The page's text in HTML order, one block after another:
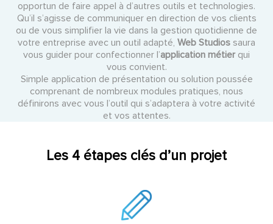
opportun de faire appel à d’autres outils et technologies.
Qu’il s’agisse de communiquer en direction de vos clients
ou de vous simplifier la vie dans la gestion quotidienne de
votre entreprise avec un outil adapté, Web Studios saura
vous guider pour confectionner l’application métierqui
vous convient.
Simple application de présentation ou solution poussée
comprenant de nombreux modules pratiques, nous
définirons avec vous l’outil qui s’adaptera à votre activité
et vos attentes.
Les 4 étapes clés d’un projet